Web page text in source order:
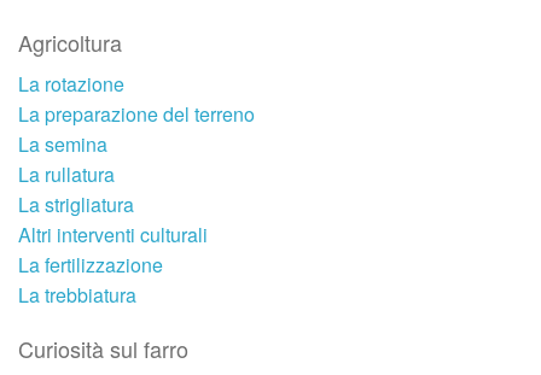
Agricoltura
La rotazione
La preparazione del terreno
La semina
La rullatura
La strigliatura
Altri interventi culturali
La fertilizzazione
La trebbiatura
Curiosità sul farro